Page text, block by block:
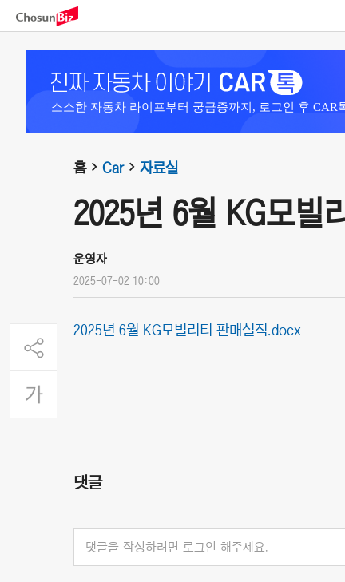
소소한 자동차 라이프부터 궁금증까지, 로그인 후 CAR
홈 Car 자료실
2025년 6월 KG모빌
운영자
2025-07-02 10:00
2025년 6월 KG모빌리티 판매실적.docx
댓글
댓글을 작성하려면 로그인 해주세요.